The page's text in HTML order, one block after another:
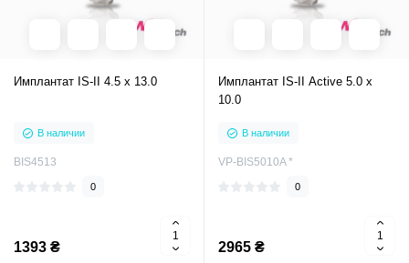
Имплантат IS-II 4.5 х 13.0
В наличии
BIS4513
0
1393 ₴
Имплантат IS-II Active 5.0 x
10.0
В наличии
VP-BIS5010A *
0
2965 ₴